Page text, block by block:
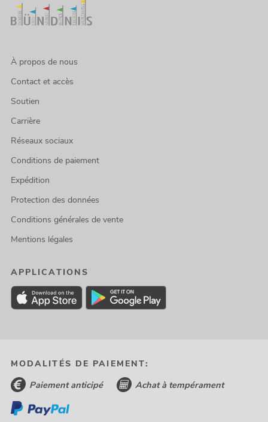
À propos de nous
Contact et accès
Soutien
Carrière
Réseaux sociaux
Conditions de paiement
Expédition
Protection des données
Conditions générales de vente
Mentions légales
APPLICATIONS
MODALITÉS DE PAIEMENT:
Paiement anticipé Achat à tempérament